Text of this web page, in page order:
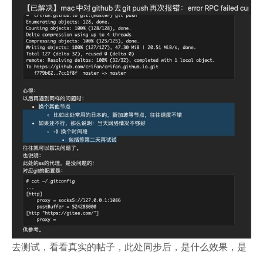
去测试，看看真实的帖子，此处同步后，是什么效果，是